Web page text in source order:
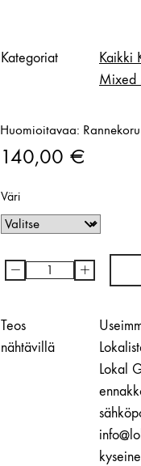
Kategoriat Kaikki
Mixed
Huomioitavaa:
140,00 €
Väri
Royal
-
rannekoru
- +
Teos
nähtävillä
Lokal